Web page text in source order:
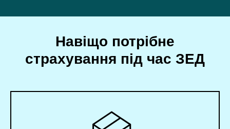
Навіщо потрібне
страхування під час ЗЕД